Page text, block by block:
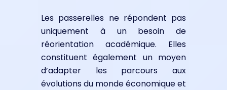
Les passerelles ne répondent pas
uniquement à un besoin de
réorientation académique. Elles
constituent également un moyen
d’adapter les parcours aux
évolutions du monde économique et